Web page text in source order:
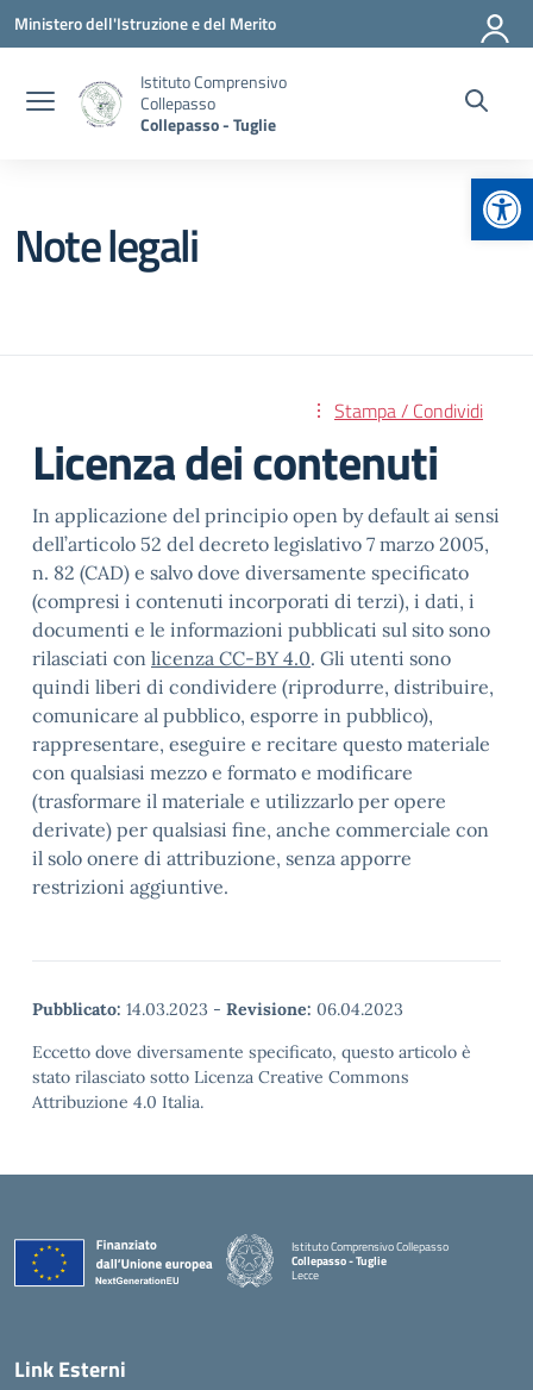
Vai ai contenuti
Vai al menu di navigazione
Vai al footer
Ministero dell'Istruzione e del Merito
Istituto Comprensivo
Collepasso
Collepasso - Tuglie
Note legali
Stampa / Condividi
Licenza dei contenuti
In applicazione del principio open by default ai sensi
dell’articolo 52 del decreto legislativo 7 marzo 2005,
n. 82 (CAD) e salvo dove diversamente specificato
(compresi i contenuti incorporati di terzi), i dati, i
documenti e le informazioni pubblicati sul sito sono
rilasciati con licenza CC-BY 4.0. Gli utenti sono
quindi liberi di condividere (riprodurre, distribuire,
comunicare al pubblico, esporre in pubblico),
rappresentare, eseguire e recitare questo materiale
con qualsiasi mezzo e formato e modificare
(trasformare il materiale e utilizzarlo per opere
derivate) per qualsiasi fine, anche commerciale con
il solo onere di attribuzione, senza apporre
restrizioni aggiuntive.
Pubblicato: 14.03.2023 - Revisione: 06.04.2023
Eccetto dove diversamente specificato, questo articolo è
stato rilasciato sotto Licenza Creative Commons
Attribuzione 4.0 Italia.
Istituto Comprensivo Collepasso
Collepasso - Tuglie
Lecce
Link Esterni